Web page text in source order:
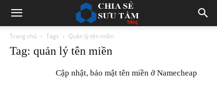
Trang chủ Tags Quản lý tên miền
Tag: quản lý tên miền
Cập nhật, bảo mật tên miền ở Namecheap